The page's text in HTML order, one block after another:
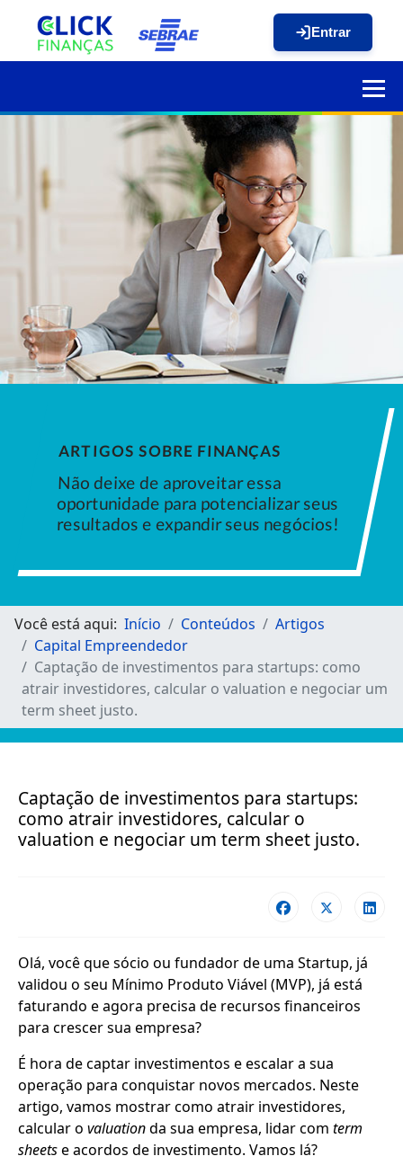
Entrar
ARTIGOS SOBRE FINANÇAS
Não deixe de aproveitar essa
oportunidade para potencializar seus
resultados e expandir seus negócios!
Você está aqui: Início Conteúdos
Artigos
Capital Empreendedor
Captação de investimentos para startups: como
atrair investidores, calcular o valuation e negociar um
term sheet justo.
Captação de investimentos para startups:
como atrair investidores, calcular o
valuation e negociar um term sheet justo.
Olá, você que sócio ou fundador de uma Startup, já
validou o seu Mínimo Produto Viável (MVP), já está
faturando e agora precisa de recursos financeiros
para crescer sua empresa?
É hora de captar investimentos e escalar a sua
operação para conquistar novos mercados. Neste
artigo, vamos mostrar como atrair investidores,
calcular o valuationda sua empresa, lidar com term
sheetse acordos de investimento. Vamos lá?